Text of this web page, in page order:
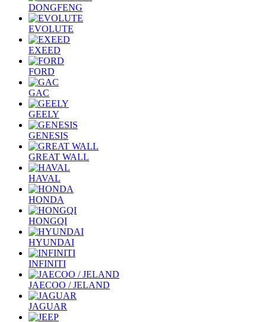
DONGFENG
EVOLUTE
EXEED
FORD
GAC
GEELY
GENESIS
GREAT WALL
HAVAL
HONDA
HONGQI
HYUNDAI
INFINITI
JAECOO / JELAND
JAGUAR